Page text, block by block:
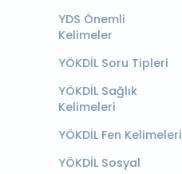
YDS Önemli
Kelimeler
YÖKDİL Soru Tipleri
YÖKDİL Sağlık
Kelimeleri
YÖKDİL Fen Kelimeleri
YÖKDİL Sosyal